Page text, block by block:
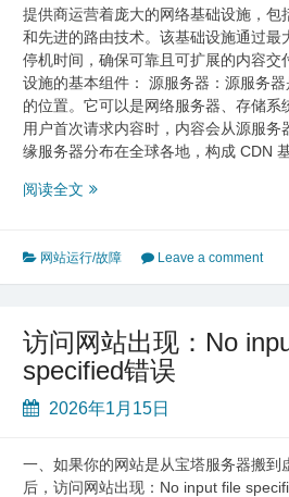
途、
优
点
有
哪
些
提供商运营着庞大的网络基础设施，包
和先进的路由技术。该基础设施通过最
停机时间，确保可靠且可扩展的内容交
设施的基本组件： 源服务器：源服务
的位置。它可以是网络服务器、存储系
用户首次请求内容时，内容会从源服务
缘服务器分布在全球各地，构成 CDN
阅读全文 什
内
网
络
它
如
何
网站运行/故障 Leave a comment
访问网站出现：No
specified错误
2026年1月15日
一、如果你的网站是从宝塔服务器搬到
后，访问网站出现：No input file